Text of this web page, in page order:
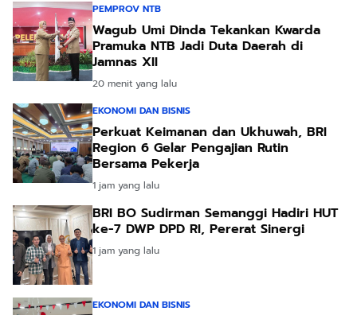
PEMPROV NTB
Wagub Umi Dinda Tekankan Kwarda
Pramuka NTB Jadi Duta Daerah di
Jamnas XII
20 menit yang lalu
EKONOMI DAN BISNIS
Perkuat Keimanan dan Ukhuwah, BRI
Region 6 Gelar Pengajian Rutin
Bersama Pekerja
1 jam yang lalu
BRI BO Sudirman Semanggi Hadiri HUT
ke-7 DWP DPD RI, Pererat Sinergi
1 jam yang lalu
EKONOMI DAN BISNIS